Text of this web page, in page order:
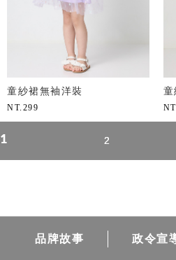
童紗裙無袖洋裝
NT. 299
童
NT.
1 2
品牌故事 政令宣